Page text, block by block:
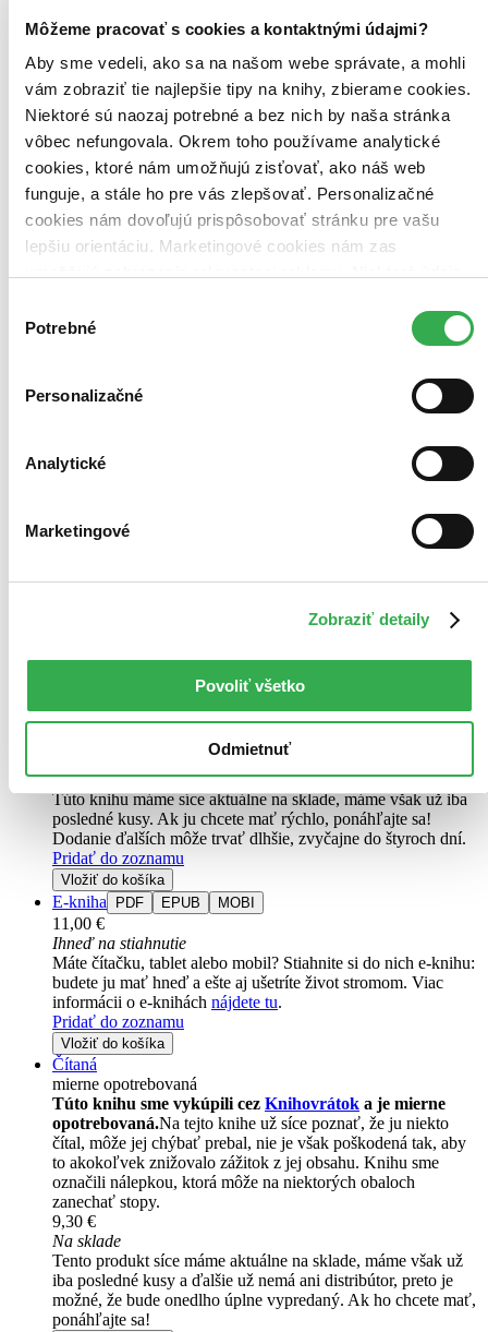
Môžeme pracovať s cookies a kontaktnými údajmi?
Aby sme vedeli, ako sa na našom webe správate, a mohli
vám zobraziť tie najlepšie tipy na knihy, zbierame cookies.
Niektoré sú naozaj potrebné a bez nich by naša stránka
vôbec nefungovala. Okrem toho používame analytické
cookies, ktoré nám umožňujú zisťovať, ako náš web
funguje, a stále ho pre vás zlepšovať. Personalizačné
cookies nám dovoľujú prispôsobovať stránku pre vašu
lepšiu orientáciu. Marketingové cookies nám zas
keby sme mohli používať všetky tieto cookies. Ďakujeme!
súhlasu
Potrebné
Personalizačné
Analytické
Marketingové
Zobraziť detaily
Povoliť všetko
Odmietnuť
OstrovNiekto prichádza za oddychom, niekto po pomstu
ako stvorené na dokonalý oddych. Luxusný ubytovací komplex
uprostred nedotknutej prírody láka návštevníkov množstvom aktivít
Na sklade 3 ks
Túto knihu máme síce aktuálne na sklade, máme však už iba
posledné kusy. Ak ju chcete mať rýchlo, ponáhľajte sa!
Dodanie ďalších môže trvať dlhšie, zvyčajne do štyroch dní.
Pridať do zoznamu
Vložiť do košíka
E-kniha PDF EPUB MOBI
11,00 €
Ihneď na stiahnutie
Máte čítačku, tablet alebo mobil? Stiahnite si do nich e-knihu:
budete ju mať hneď a ešte aj ušetríte život stromom. Viac
informácii o e-knihách nájdete tu.
Pridať do zoznamu
Vložiť do košíka
Čítaná
mierne opotrebovaná
Túto knihu sme vykúpili cez Knihovrátok a je mierne
opotrebovaná.Na tejto knihe už síce poznať, že ju niekto
čítal, môže jej chýbať prebal, nie je však poškodená tak, aby
to akokoľvek znižovalo zážitok z jej obsahu. Knihu sme
označili nálepkou, ktorá môže na niektorých obaloch
zanechať stopy.
9,30 €
Na sklade
Tento produkt síce máme aktuálne na sklade, máme však už
iba posledné kusy a ďalšie už nemá ani distribútor, preto je
možné, že bude onedlho úplne vypredaný. Ak ho chcete mať,
ponáhľajte sa!